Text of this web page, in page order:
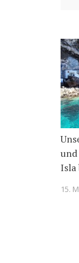
und
Isla
15.